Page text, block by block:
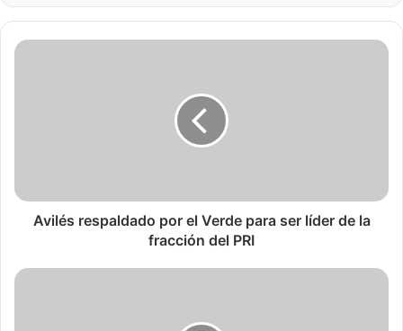
Avilés respaldado por el Verde para ser líder de la
fracción del PRI